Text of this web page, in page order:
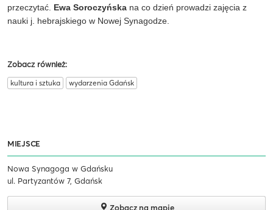
przeczytać. Ewa Soroczyńska na co dzień prowadzi zajęcia z
nauki j. hebrajskiego w Nowej Synagodze.
Zobacz również:
kultura i sztuka wydarzenia Gdańsk
MIEJSCE
Nowa Synagoga w Gdańsku
ul. Partyzantów 7, Gdańsk
Zobacz na mapie